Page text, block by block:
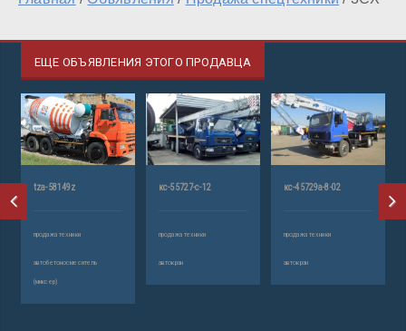
ЕЩЕ ОБЪЯВЛЕНИЯ ЭТОГО ПРОДАВЦА
tza-58149z
продажа техники
автобетоносмеситель
(миксер)
кс-55727-с-12
продажа техники
автокран
кс-45729а-8-02
продажа техники
автокран